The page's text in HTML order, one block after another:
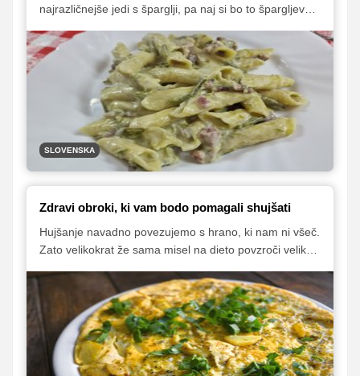
najrazličnejše jedi s šparglji, pa naj si bo to špargljeva
polenti, njokom in testeninam. In prav zato so se
gospodinje iz Gračišča, iz društva TKŠKD Sv. Miklavž,
odločile, da nam bodo pripravile svoje znamenite fuže
z divjimi šparglji.
SLOVENSKA
Zdravi obroki, ki vam bodo pomagali shujšati
Hujšanje navadno povezujemo s hrano, ki nam ni všeč.
Zato velikokrat že sama misel na dieto povzroči veliko
neokusno hrano. A ni nujno tako. Zdrava hrana je
lahko tudi zelo dobra in okusna. Za vas pripravili dva
recepta, s katerima boste tudi med hujšanjem uživali in
dobro jedli.